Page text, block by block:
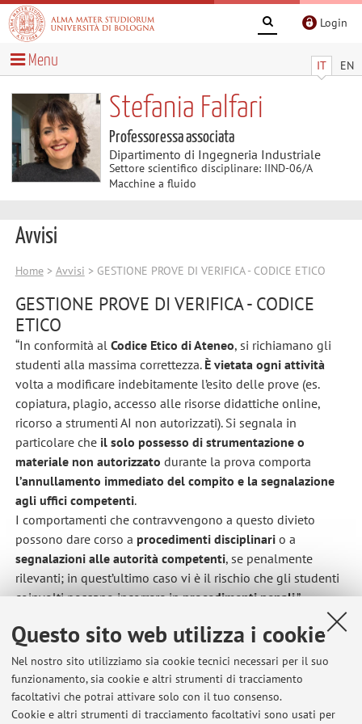
Questo sito web utilizza i cookie
Nel nostro sito utilizziamo sia cookie tecnici necessari per il suo
funzionamento, sia cookie e altri strumenti di tracciamento
facoltativi che potrai attivare solo con il tuo consenso.
Cookie e altri strumenti di tracciamento facoltativi sono usati per
Login
IT EN
Menu
Stefania Falfari
Professoressa associata
Dipartimento di Ingegneria Industriale
Settore scientifico disciplinare: IIND-06/A
Macchine a fluido
Avvisi
Home> Avvisi > GESTIONE PROVE DI VERIFICA - CODICE ETICO
GESTIONE PROVE DI VERIFICA - CODICE
ETICO
“In conformità al Codice Etico di Ateneo, si richiamano gli
studenti alla massima correttezza. È vietata ogni attività
volta a modificare indebitamente l’esito delle prove (es.
copiatura, plagio, accesso alle risorse didattiche online,
ricorso a strumenti AI non autorizzati). Si segnala in
particolare che il solo possesso di strumentazione o
materiale non autorizzato durante la prova comporta
l’annullamento immediato del compito e la segnalazione
agli uffici competenti.
I comportamenti che contravvengono a questo divieto
possono dare corso a procedimenti disciplinario a
segnalazioni alle autorità competenti, se penalmente
rilevanti; in quest’ultimo caso vi è il rischio che gli studenti
coinvolti possano incorrere inprocedimenti penali.”
Ultimi avvisi